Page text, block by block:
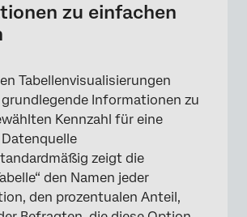
zu einfachen
Tabellenvisualisierungen
grundlegende Informationen zu
Kennzahl für eine
zeigt die
den Namen jeder
den prozentualen Anteil,